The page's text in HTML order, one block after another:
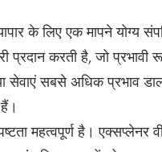
के लिए एक मापने योग्य
प्रदान करती है, जो
सेवाएं सबसे अधिक प्रभाव
महत्वपूर्ण है।